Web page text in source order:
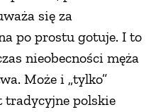
się za
po prostu gotuje. I to
nieobecności męża
Może i „tylko”
tradycyjne polskie